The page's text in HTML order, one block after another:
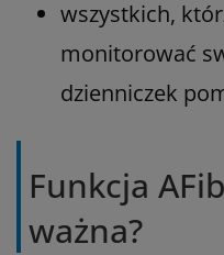
wszystkich,
monitorować
dzienniczek
Funkcja
ważna?